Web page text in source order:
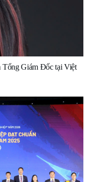
Tổng Giám Đốc tại Việt